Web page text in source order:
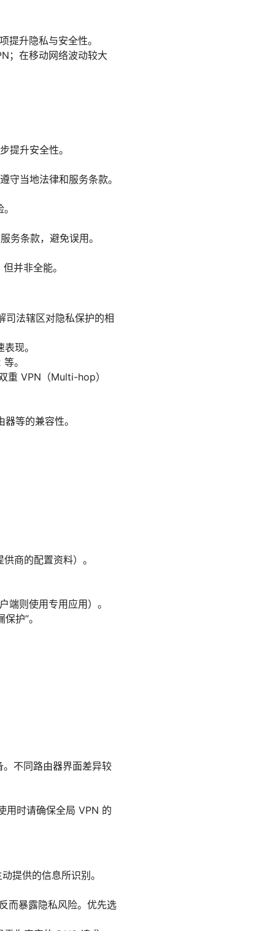
升隐私与安全性。
；在移动网络波动较大
提升安全性。
守当地法律和服务条款。
务条款，避免误用。
并非全能。
司法辖区对隐私保护的相
现。
。
重 VPN（Multi-hop）
等的兼容性。
商的配置资料）。
则使用专用应用）。
护”。
不同路由器界面差异较
用时请确保全局 VPN 的
提供的信息所识别。
而暴露隐私风险。优先选